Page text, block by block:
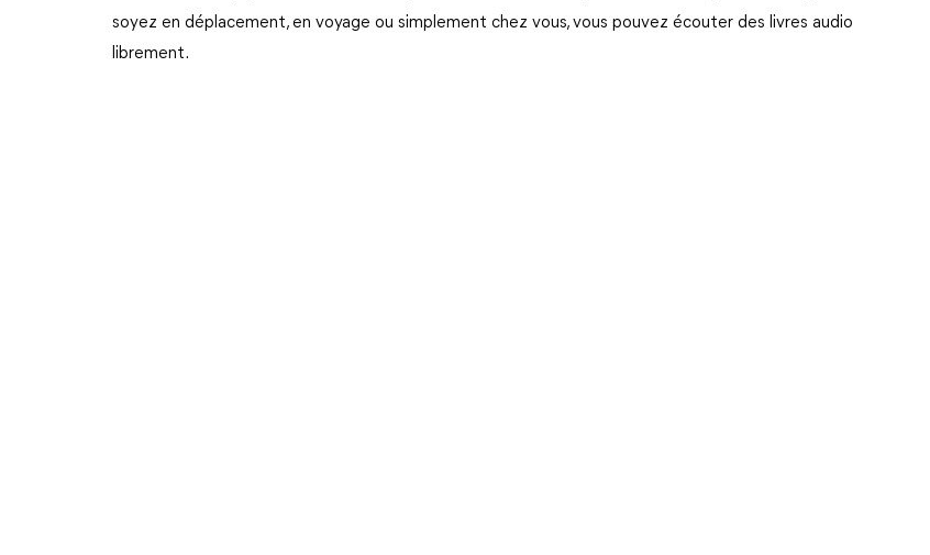
soyez en déplacement, en voyage ou simplement chez vous, vous pouvez écouter des livres audio
librement.